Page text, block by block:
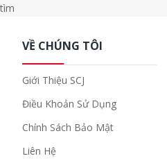
VỀ CHÚNG TÔI
Giới Thiệu SCJ
Điều Khoản Sử Dụng
Chính Sách Bảo Mật
Liên Hệ